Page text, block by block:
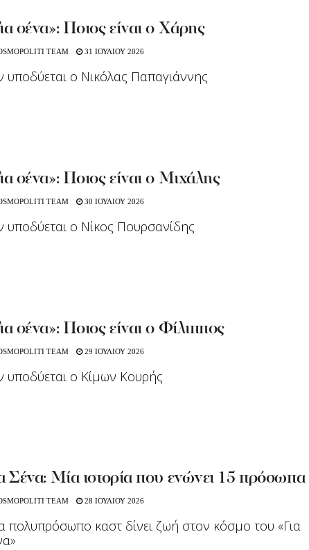
σένα»: Ποιος είναι ο Χάρης
TEAM 31 ΙΟΥΛΙΟΥ 2026
υποδύεται ο Νικόλας Παπαγιάννης
σένα»: Ποιος είναι ο Μιχάλης
TEAM 30 ΙΟΥΛΙΟΥ 2026
υποδύεται ο Νίκος Πουρσανίδης
σένα»: Ποιος είναι ο Φίλιππος
TEAM 29 ΙΟΥΛΙΟΥ 2026
υποδύεται ο Κίμων Κουρής
Σένα: Μία ιστορία που ενώνει 15 πρόσωπα
TEAM 28 ΙΟΥΛΙΟΥ 2026
πολυπρόσωπο καστ δίνει ζωή στον κόσμο του «Για